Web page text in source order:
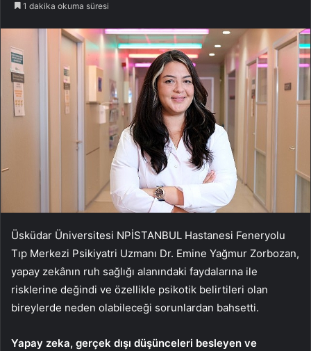
1 dakika okuma süresi
Üsküdar Üniversitesi NPİSTANBUL Hastanesi Feneryolu
Tıp Merkezi Psikiyatri Uzmanı Dr. Emine Yağmur Zorbozan,
yapay zekânın ruh sağlığı alanındaki faydalarına ile
risklerine değindi ve özellikle psikotik belirtileri olan
bireylerde neden olabileceği sorunlardan bahsetti.
Yapay zeka, gerçek dışı düşünceleri besleyen ve